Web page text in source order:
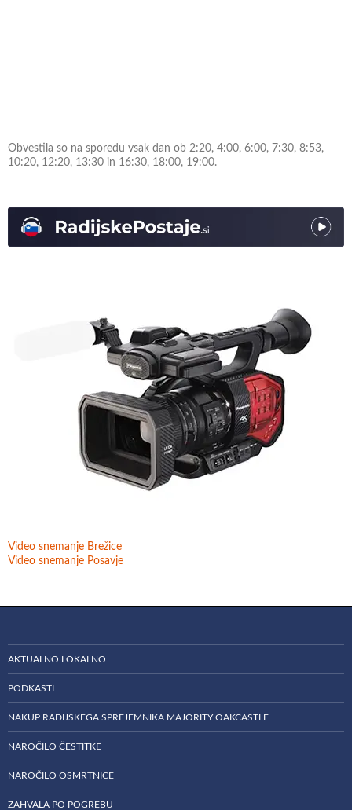
Obvestila so na sporedu vsak dan ob 2:20, 4:00, 6:00, 7:30, 8:53,
10:20, 12:20, 13:30 in 16:30, 18:00, 19:00.
Video snemanje Brežice
Video snemanje Posavje
AKTUALNO LOKALNO
PODKASTI
NAKUP RADIJSKEGA SPREJEMNIKA MAJORITY OAKCASTLE
NAROČILO ČESTITKE
NAROČILO OSMRTNICE
ZAHVALA PO POGREBU